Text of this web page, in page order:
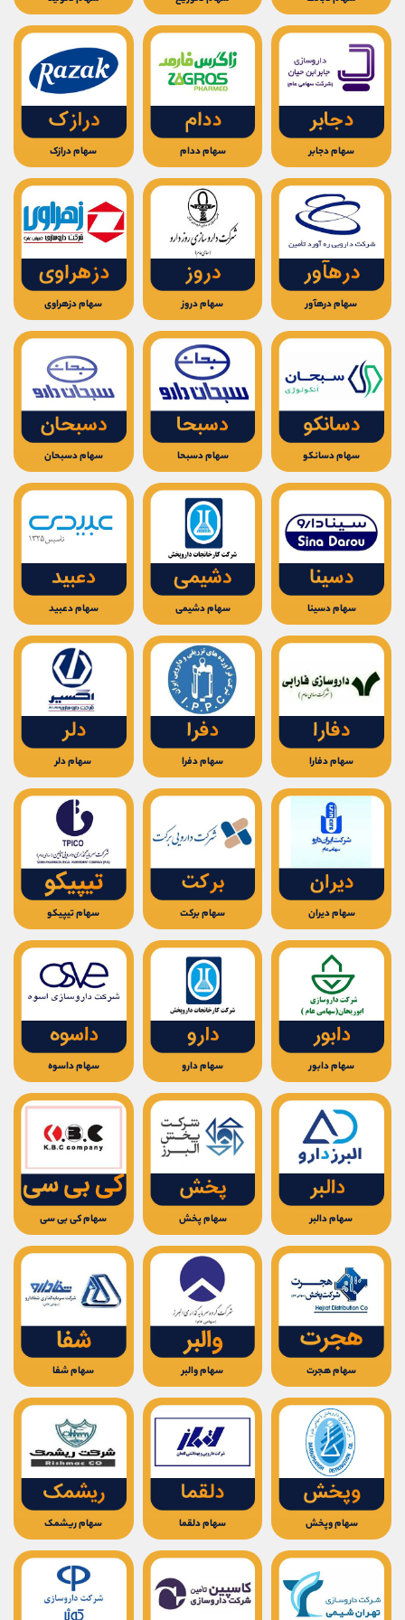
سهام دجابر سهام ددام سهام درازک
سهام درهآور سهام دروز سهام دزهراوی
سهام دسانکو سهام دسبحا سهام دسبحان
سهام دسینا سهام دشیمی سهام دعبید
سهام دفارا سهام دفرا سهام دلر
سهام دیران سهام برکت سهام تیپیکو
سهام دابور سهام دارو سهام داسوه
سهام دالبر سهام پخش سهام کی بی سی
سهام هجرت سهام والبر سهام شفا
سهام وپخش سهام دلقما سهام ریشمک
کانال بله @alirezamehrabi_official